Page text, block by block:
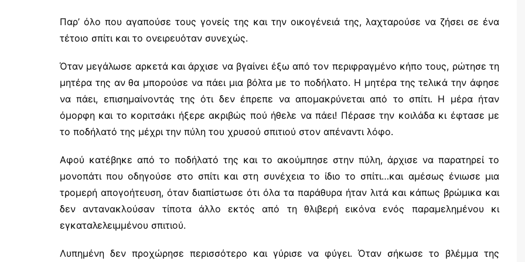
Παρ’ όλο που αγαπούσε τους γονείς της και την οικογένειά της, λαχταρούσε να ζήσει σε ένα
τέτοιο σπίτι και το ονειρευόταν συνεχώς.
Όταν μεγάλωσε αρκετά και άρχισε να βγαίνει έξω από τον περιφραγμένο κήπο τους, ρώτησε τη
μητέρα της αν θα μπορούσε να πάει μια βόλτα με το ποδήλατο. Η μητέρα της τελικά την άφησε
να πάει, επισημαίνοντάς της ότι δεν έπρεπε να απομακρύνεται από το σπίτι. Η μέρα ήταν
όμορφη και το κοριτσάκι ήξερε ακριβώς πού ήθελε να πάει! Πέρασε την κοιλάδα κι έφτασε με
το ποδήλατό της μέχρι την πύλη του χρυσού σπιτιού στον απέναντι λόφο.
Αφού κατέβηκε από το ποδήλατό της και το ακούμπησε στην πύλη, άρχισε να παρατηρεί το
μονοπάτι που οδηγούσε στο σπίτι και στη συνέχεια το ίδιο το σπίτι…και αμέσως ένιωσε μια
τρομερή απογοήτευση, όταν διαπίστωσε ότι όλα τα παράθυρα ήταν λιτά και κάπως βρώμικα και
δεν αντανακλούσαν τίποτα άλλο εκτός από τη θλιβερή εικόνα ενός παραμελημένου κι
εγκαταλελειμμένου σπιτιού.
Λυπημένη δεν προχώρησε περισσότερο και γύρισε να φύγει. Όταν σήκωσε το βλέμμα της